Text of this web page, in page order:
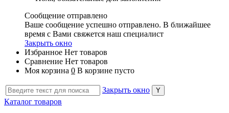
Сообщение отправлено
Ваше сообщение успешно отправлено. В ближайшее
время с Вами свяжется наш специалист
Закрыть окно
Избранное Нет товаров
Сравнение Нет товаров
Моя корзина 0 В корзине пусто
Закрыть окно
Каталог товаров